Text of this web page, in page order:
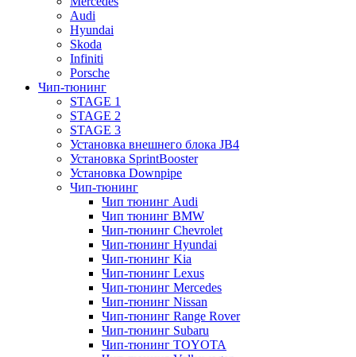
Audi
Hyundai
Skoda
Infiniti
Porsche
Чип-тюнинг
STAGE 1
STAGE 2
STAGE 3
Установка внешнего блока JB4
Установка SprintBooster
Установка Downpipe
Чип-тюнинг
Чип тюнинг Audi
Чип тюнинг BMW
Чип-тюнинг Chevrolet
Чип-тюнинг Hyundai
Чип-тюнинг Kia
Чип-тюнинг Lexus
Чип-тюнинг Mercedes
Чип-тюнинг Nissan
Чип-тюнинг Range Rover
Чип-тюнинг Subaru
Чип-тюнинг TOYOTA